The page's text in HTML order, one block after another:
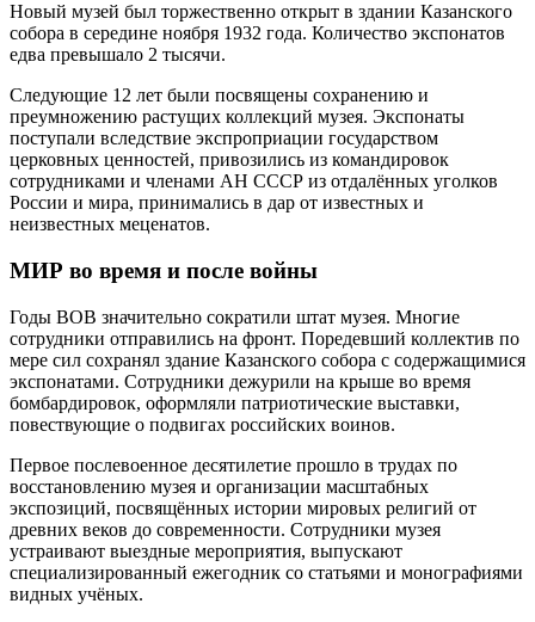
Новый музей был торжественно открыт в здании Казанского
собора в середине ноября 1932 года. Количество экспонатов
едва превышало 2 тысячи.
Следующие 12 лет были посвящены сохранению и
преумножению растущих коллекций музея. Экспонаты
поступали вследствие экспроприации государством
церковных ценностей, привозились из командировок
сотрудниками и членами АН СССР из отдалённых уголков
России и мира, принимались в дар от известных и
неизвестных меценатов.
МИР во время и после войны
Годы ВОВ значительно сократили штат музея. Многие
сотрудники отправились на фронт. Поредевший коллектив по
мере сил сохранял здание Казанского собора с содержащимися
экспонатами. Сотрудники дежурили на крыше во время
бомбардировок, оформляли патриотические выставки,
повествующие о подвигах российских воинов.
Первое послевоенное десятилетие прошло в трудах по
восстановлению музея и организации масштабных
экспозиций, посвящённых истории мировых религий от
древних веков до современности. Сотрудники музея
устраивают выездные мероприятия, выпускают
специализированный ежегодник со статьями и монографиями
видных учёных.